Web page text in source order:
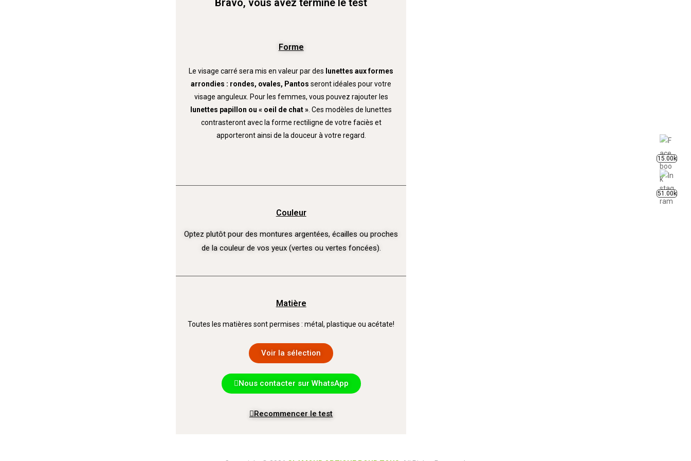
Forme
Le visage carré sera mis en valeur par des lunettes aux formes
arrondies : rondes, ovales, Pantos seront idéales pour votre
visage anguleux. Pour les femmes, vous pouvez rajouter les
lunettes papillon ou « oeil de chat » . Ces modèles de lunettes
contrasteront avec la forme rectiligne de votre faciès et
apporteront ainsi de la douceur à votre regard.
Couleur
Optez plutôt pour des montures argentées, écailles ou proches
de la couleur de vos yeux (vertes ou vertes foncées).
Matière
Toutes les matières sont permises : métal, plastique ou acétate!
Voir la sélection
Nous contacter sur WhatsApp
Recommencer le test
15.00k
51.00k